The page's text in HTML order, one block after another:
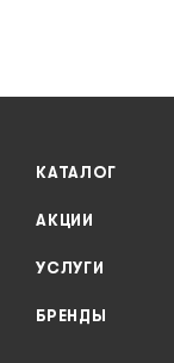
КАТАЛОГ
АКЦИИ
УСЛУГИ
БРЕНДЫ